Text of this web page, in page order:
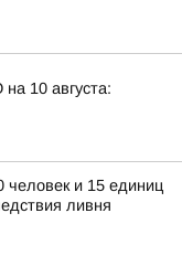
10 августа:
и 15 единиц
ливня